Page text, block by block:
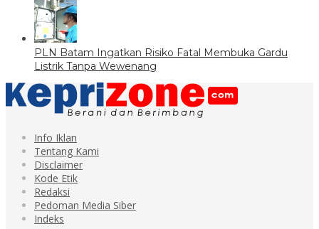
PLN Batam Ingatkan Risiko Fatal Membuka Gardu
Listrik Tanpa Wewenang
Info Iklan
Tentang Kami
Disclaimer
Kode Etik
Redaksi
Pedoman Media Siber
Indeks